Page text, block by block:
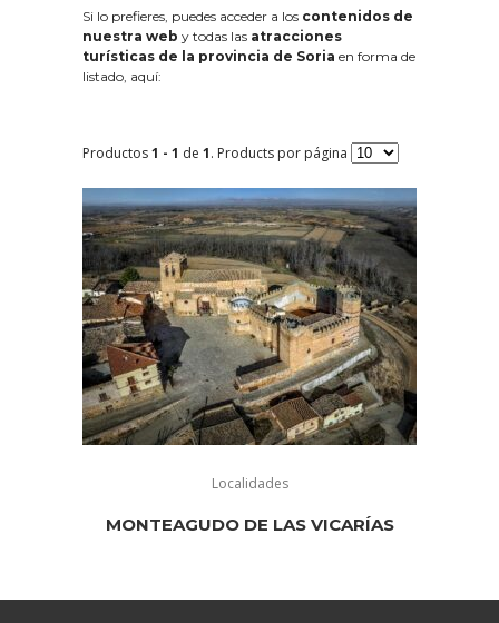
Si lo prefieres, puedes acceder a los contenidos de
nuestra web y todas las atracciones
turísticas de la provincia de Soria en forma de
listado, aquí:
Productos1 - 1 de 1. Products por página
Localidades
MONTEAGUDO DE LAS VICARÍAS